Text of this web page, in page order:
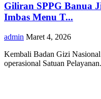
Giliran SPPG Banua
Imbas Menu T...
admin Maret 4, 2026
Kembali Badan Gizi
operasional Satuan